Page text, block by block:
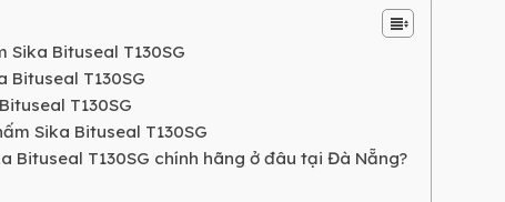
Bituseal T130SG
Bituseal T130SG
T130SG
Sika Bituseal T130SG
Bituseal T130SG chính hãng ở đâu tại Đà Nẵng?